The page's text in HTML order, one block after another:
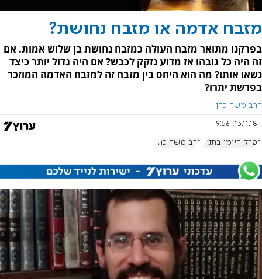
מזבח אדמה או מזבח נחושת?
בפרקנו מתואר מזבח העולה כמזבח נחושת בן שלוש אמות. אם
זה היה כל גובהו אז מדוע נזקק לכבש? אם היה גדול יותר כיצד
נשאו אותו? מה הוא היחס בין מזבח זה למזבח האדמה המוזכר
בפרשת יתרו?
הרב משה כהן
13.11.18, 9:56
הפרק היומי בתנ"ך הרב משה כהן